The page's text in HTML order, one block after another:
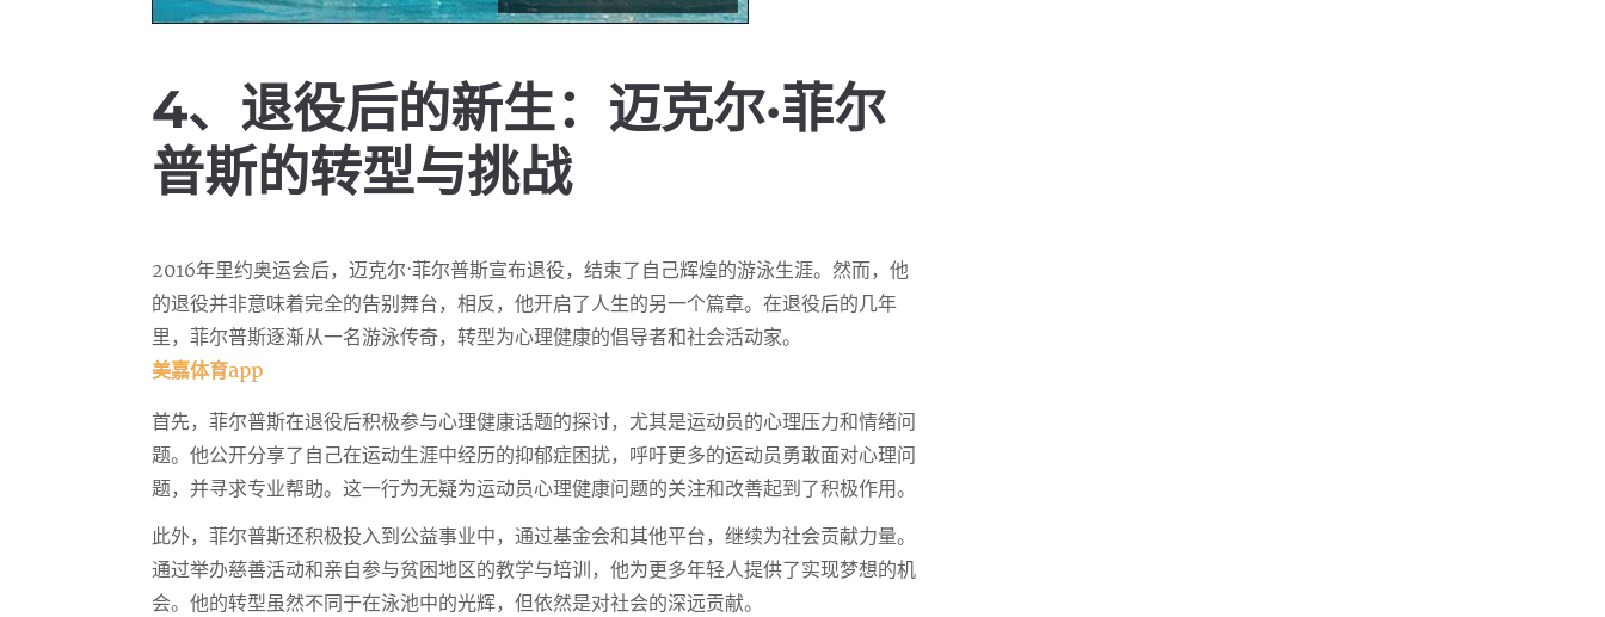
4、退役后的新生：迈克尔·菲尔
普斯的转型与挑战
2016年里约奥运会后，迈克尔·菲尔普斯宣布退役，结束了自己辉煌的游泳生涯。然而，他
的退役并非意味着完全的告别舞台，相反，他开启了人生的另一个篇章。在退役后的几年
里，菲尔普斯逐渐从一名游泳传奇，转型为心理健康的倡导者和社会活动家。
美嘉体育app
首先，菲尔普斯在退役后积极参与心理健康话题的探讨，尤其是运动员的心理压力和情绪问
题。他公开分享了自己在运动生涯中经历的抑郁症困扰，呼吁更多的运动员勇敢面对心理问
题，并寻求专业帮助。这一行为无疑为运动员心理健康问题的关注和改善起到了积极作用。
此外，菲尔普斯还积极投入到公益事业中，通过基金会和其他平台，继续为社会贡献力量。
通过举办慈善活动和亲自参与贫困地区的教学与培训，他为更多年轻人提供了实现梦想的机
会。他的转型虽然不同于在泳池中的光辉，但依然是对社会的深远贡献。